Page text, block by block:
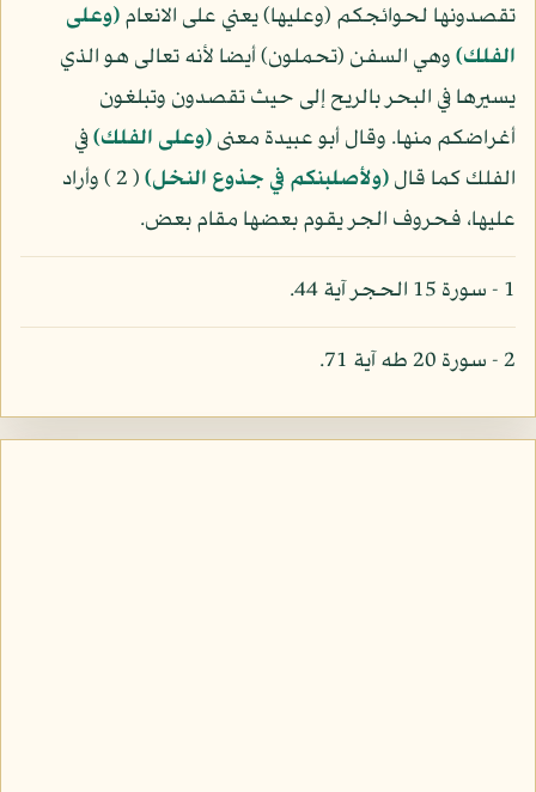
تقصدونها لحوائجكم (وعليها) يعني على الانعام(وعلى
الفلك)وهي السفن (تحملون) أيضا لأنه تعالى هو الذي
يسيرها في البحر بالريح إلى حيث تقصدون وتبلغون
أغراضكم منها. وقال أبو عبيدة معنى(وعلى الفلك)في
الفلك كما قال(ولأصلبنكم في جذوع النخل)
( 2 ) وأراد
عليها، فحروف الجر يقوم بعضها مقام بعض.
1 - سورة 15 الحجر آية 44.
2 - سورة 20 طه آية 71.